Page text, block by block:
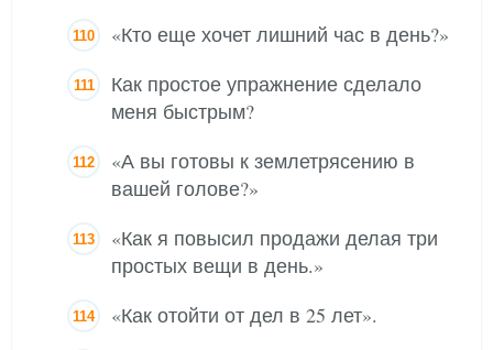
«Кто еще хочет лишний час в день?»
Как простое упражнение сделало
меня быстрым?
«А вы готовы к землетрясению в
вашей голове?»
«Как я повысил продажи делая три
простых вещи в день.»
«Как отойти от дел в 25 лет».